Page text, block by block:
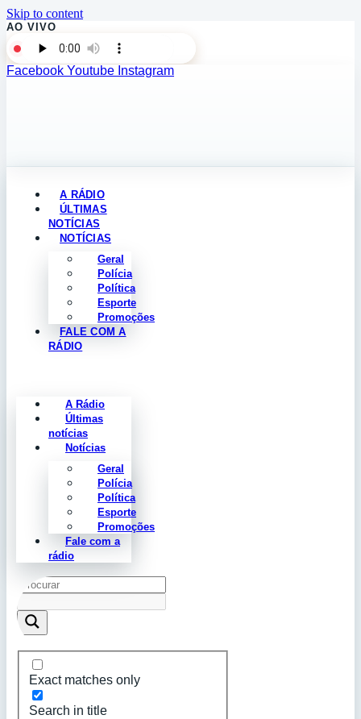
Skip to content
AO VIVO
Facebook Youtube Instagram
A RÁDIO
ÚLTIMAS
NOTÍCIAS
NOTÍCIAS
Geral
Polícia
Política
Esporte
Promoções
FALE COM A
RÁDIO
A Rádio
Últimas
notícias
Notícias
Geral
Polícia
Política
Esporte
Promoções
Fale com a
rádio
Exact matches only
Search in title